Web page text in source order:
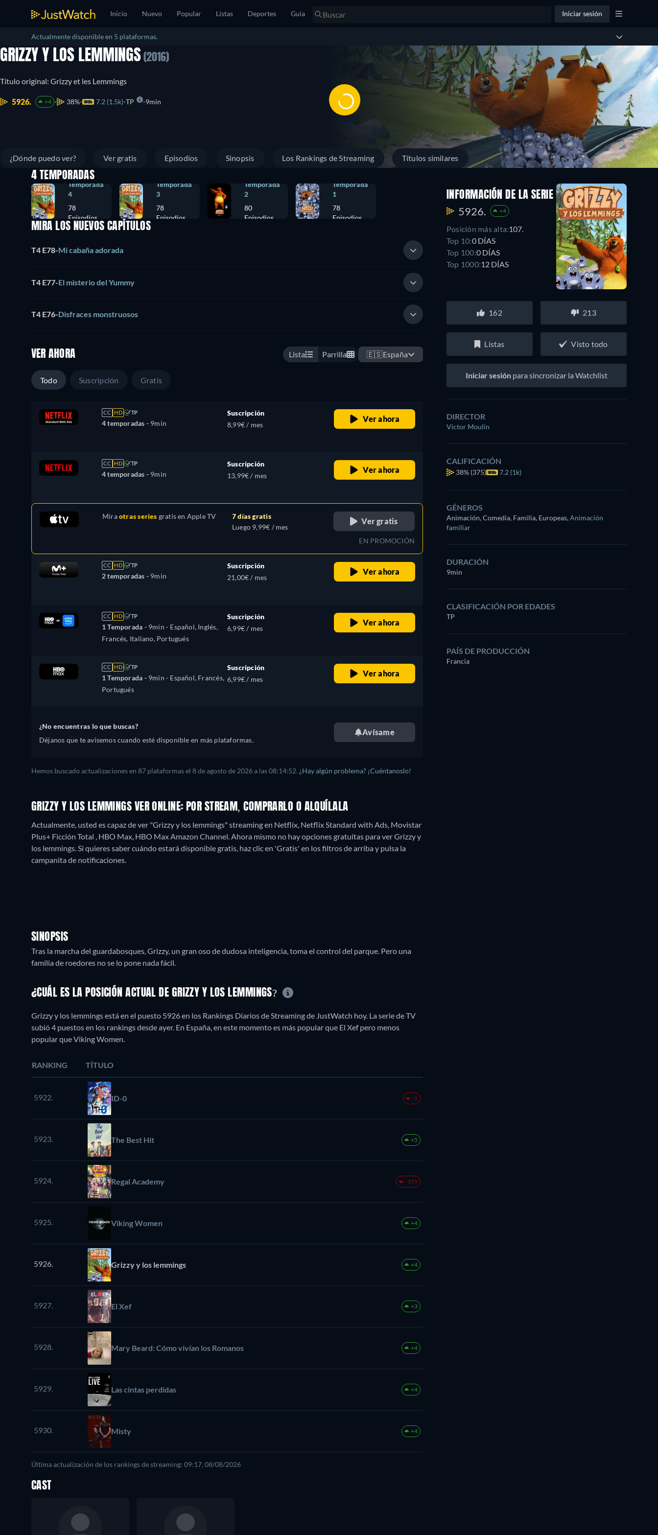
Inicio Nuevo Popular Listas Deportes Guía Iniciar sesión
Actualmente disponible en 5 plataformas.
GRIZZY Y LOS LEMMINGS (2016)
Título original: Grizzy et les Lemmings
5926. +4 38% 7.2 (1.5k) TP 9min
¿Dónde puedo ver? Ver gratis Episodios Sinopsis Los Rankings de Streaming Títulos similares
4 TEMPORADAS
Temporada
4
78
Episodios
Temporada
3
78
Episodios
Temporada
2
80
Episodios
Temporada
1
78
Episodios
MIRA LOS NUEVOS CAPÍTULOS
T4 E78-Mi cabaña adorada
T4 E77-El misterio del Yummy
T4 E76-Disfraces monstruosos
VER AHORA Lista Parrilla 🇪🇸España
Todo Suscripción Gratis
CC HD TP
4 temporadas - 9min
Suscripción
8,99€ / mes
Ver ahora
CC HD TP
4 temporadas - 9min
Suscripción
13,99€ / mes
Ver ahora
Miraotras series gratis en Apple TV
7 días gratis
Luego 9,99€ / mes
Ver gratis
EN PROMOCIÓN
CC HD TP
2 temporadas - 9min
Suscripción
21,00€ / mes
Ver ahora
CC HD TP
1 Temporada - 9min - Español, Inglés,
Francés, Italiano, Portugués
Suscripción
6,99€ / mes
Ver ahora
CC HD TP
1 Temporada - 9min - Español, Francés,
Portugués
Suscripción
6,99€ / mes
Ver ahora
¿No encuentras lo que buscas?
Déjanos que te avisemos cuando esté disponible en más plataformas.
Avísame
Hemos buscado actualizaciones en 87 plataformas el 8 de agosto de 2026a las08:14:52. ¿Hay algún problema? ¡Cuéntanoslo!
GRIZZY Y LOS LEMMINGS VER ONLINE: POR STREAM, COMPRARLO O ALQUÍLALA
Actualmente, usted es capaz de ver "Grizzy y los lemmings" streaming en Netflix, Netflix Standard with Ads, Movistar
Plus+ Ficción Total , HBO Max, HBO Max Amazon Channel. Ahora mismo no hay opciones gratuitas para ver Grizzy y
los lemmings. Si quieres saber cuándo estará disponible gratis, haz clic en 'Gratis' en los filtros de arriba y pulsa la
campanita de notificaciones.
SINOPSIS
Tras la marcha del guardabosques, Grizzy, un gran oso de dudosa inteligencia, toma el control del parque. Pero una
familia de roedores no se lo pone nada fácil.
INFORMACIÓN DE LA SERIE
5926. +4
Posición más alta:107.
Top 10:0 DÍAS
Top 100:0 DÍAS
Top 1000:12 DÍAS
162 213
Listas Visto todo
Iniciar sesión para sincronizar la Watchlist
DIRECTOR
Victor Moulin
CALIFICACIÓN
38% (375) 7.2 (1k)
GÉNEROS
Animación, Comedia, Familia, Europeas,Animación
familiar
DURACIÓN
9min
CLASIFICACIÓN POR EDADES
TP
PAÍS DE PRODUCCIÓN
Francia
¿CUÁL ES LA POSICIÓN ACTUAL DE GRIZZY Y LOS LEMMINGS?
Grizzy y los lemmings está en el puesto 5926 en los Rankings Diarios de Streaming de JustWatch hoy. La serie de TV
subió 4 puestos en los rankings desde ayer. En España, en este momento es más popular que El Xef pero menos
popular que Viking Women.
RANKING TÍTULO
5922. ID-0 -1
5923. The Best Hit +5
5924. Regal Academy -195
5925. Viking Women +4
5926. Grizzy y los lemmings +4
5927. El Xef +3
5928. Mary Beard: Cómo vivían los Romanos +4
5929. Las cintas perdidas +4
5930. Misty +4
Última actualización de los rankings de streaming: 09:17, 08/08/2026
CAST